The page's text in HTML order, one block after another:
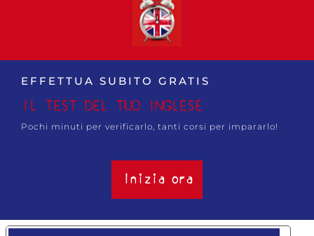
EFFETTUA SUBITO GRATIS
IL TEST DEL TUO INGLESE
Pochi minuti per verificarlo, tanti corsi per impararlo!
Inizia ora